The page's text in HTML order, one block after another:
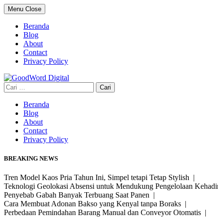
Skip
to
content
Menu Close
Beranda
Blog
About
Contact
Privacy Policy
Cari
untuk:
Beranda
Blog
About
Contact
Privacy Policy
BREAKING NEWS
Tren Model Kaos Pria Tahun Ini, Simpel tetapi Tetap Stylish |
Teknologi Geolokasi Absensi untuk Mendukung Pengelolaan
Penyebab Gabah Banyak Terbuang Saat Panen |
Cara Membuat Adonan Bakso yang Kenyal tanpa Boraks |
Perbedaan Pemindahan Barang Manual dan Conveyor Otomatis |